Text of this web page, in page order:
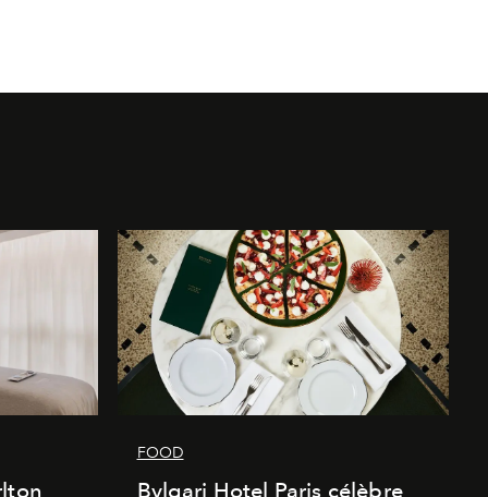
FOOD
Bvlgari Hotel Paris célèbre